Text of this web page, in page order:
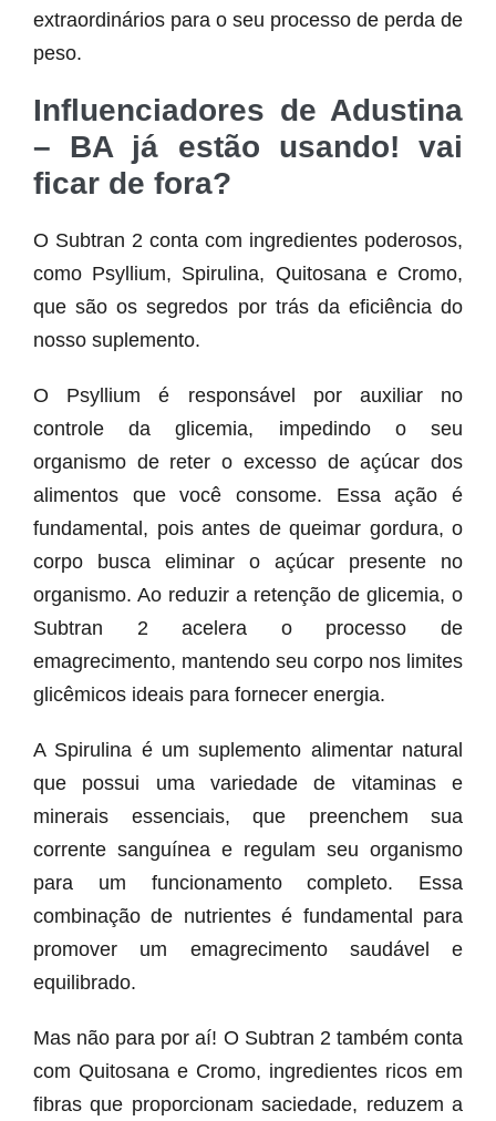
extraordinários para o seu processo de perda de
peso.
Influenciadores de Adustina
– BA já estão usando! vai
ficar de fora?
O Subtran 2 conta com ingredientes poderosos,
como Psyllium, Spirulina, Quitosana e Cromo,
que são os segredos por trás da eficiência do
nosso suplemento.
O Psyllium é responsável por auxiliar no
controle da glicemia, impedindo o seu
organismo de reter o excesso de açúcar dos
alimentos que você consome. Essa ação é
fundamental, pois antes de queimar gordura, o
corpo busca eliminar o açúcar presente no
organismo. Ao reduzir a retenção de glicemia, o
Subtran 2 acelera o processo de
emagrecimento, mantendo seu corpo nos limites
glicêmicos ideais para fornecer energia.
A Spirulina é um suplemento alimentar natural
que possui uma variedade de vitaminas e
minerais essenciais, que preenchem sua
corrente sanguínea e regulam seu organismo
para um funcionamento completo. Essa
combinação de nutrientes é fundamental para
promover um emagrecimento saudável e
equilibrado.
Mas não para por aí! O Subtran 2 também conta
com Quitosana e Cromo, ingredientes ricos em
fibras que proporcionam saciedade, reduzem a